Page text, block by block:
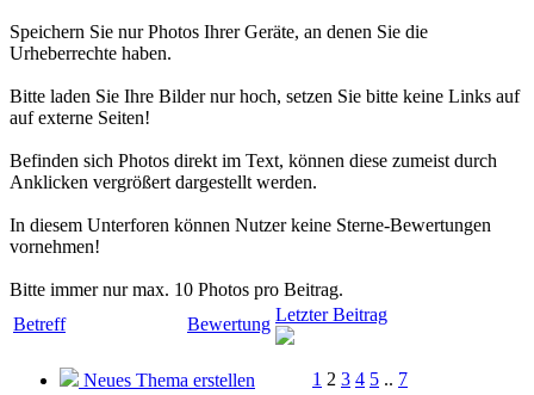
Speichern Sie nur Photos Ihrer Geräte, an denen Sie die
Urheberrechte haben.
Bitte laden Sie Ihre Bilder nur hoch, setzen Sie bitte keine Links auf
auf externe Seiten!
Befinden sich Photos direkt im Text, können diese zumeist durch
Anklicken vergrößert dargestellt werden.
In diesem Unterforen können Nutzer keine Sterne-Bewertungen
vornehmen!
Bitte immer nur max. 10 Photos pro Beitrag.
Betreff
Bewertung Letzter Beitrag
Neues Thema erstellen 1 2 3 4 5 .. 7